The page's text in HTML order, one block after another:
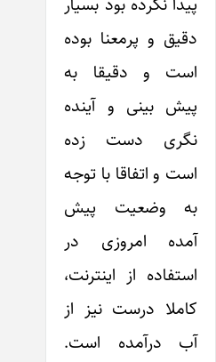
دقیق و پرمعنا بوده
است و دقیقا به
پیش بینی و آینده
نگری دست زده
است و اتفاقا با توجه
به وضعیت پیش
آمده امروزی در
استفاده از اینترنت،
کاملا درست نیز از
آب درآمده است.